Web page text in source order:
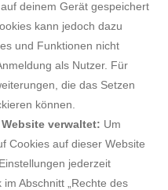
deinem Gerät gespeichert
kann jedoch dazu
und Funktionen nicht
als Nutzer. Für
die das Setzen
können.
verwaltet: Um
Cookies auf dieser Website
jederzeit
Abschnitt „Rechte des